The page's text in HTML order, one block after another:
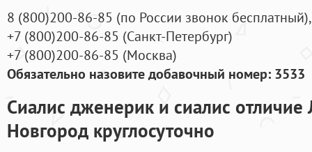
8 (800)200-86-85 (по России звонок бесплатный),
+7 (800)200-86-85 (Санкт-Петербург)
+7 (800)200-86-85 (Москва)
Обязательно назовите добавочный номер: 3533
Сиалис дженерик и сиалис
Новгород круглосуточно